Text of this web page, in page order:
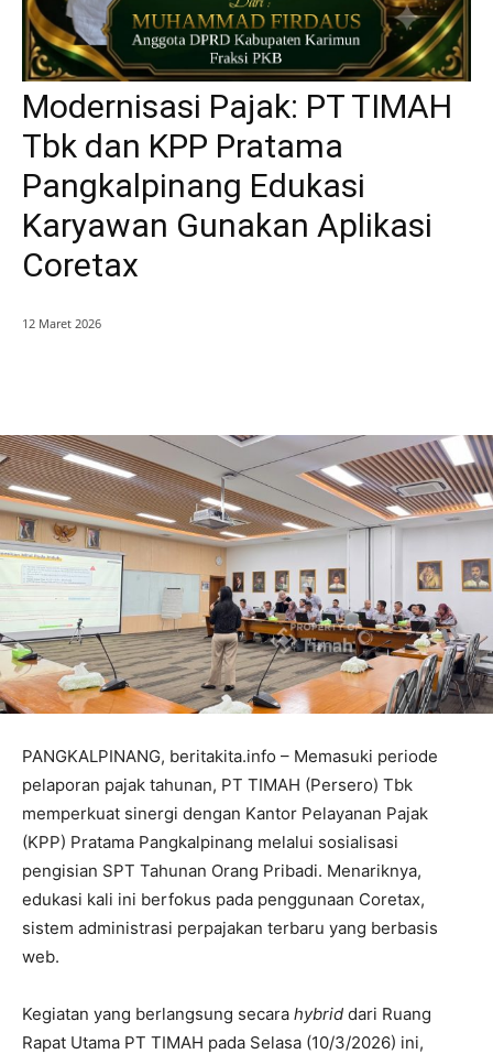
Modernisasi Pajak: PT TIMAH
Tbk dan KPP Pratama
Pangkalpinang Edukasi
Karyawan Gunakan Aplikasi
Coretax
12 Maret 2026
PANGKALPINANG, beritakita.info – Memasuki periode
pelaporan pajak tahunan, PT TIMAH (Persero) Tbk
memperkuat sinergi dengan Kantor Pelayanan Pajak
(KPP) Pratama Pangkalpinang melalui sosialisasi
pengisian SPT Tahunan Orang Pribadi. Menariknya,
edukasi kali ini berfokus pada penggunaan Coretax,
sistem administrasi perpajakan terbaru yang berbasis
web.
Kegiatan yang berlangsung secara hybrid dari Ruang
Rapat Utama PT TIMAH pada Selasa (10/3/2026) ini,